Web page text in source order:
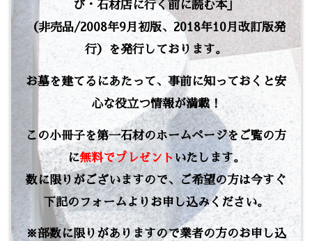
び・石材店に行く前に読む本」
（非売品/2008年9月初版、2018年10月改訂版発
行）を発行しております。
お墓を建てるにあたって、事前に知っておくと安
心な役立つ情報が満載！
この小冊子を第一石材のホームページをご覧の方
に無料でプレゼントいたします。
数に限りがございますので、ご希望の方は今すぐ
下記のフォームよりお申し込みください。
※部数に限りがありますので業者の方のお申し込